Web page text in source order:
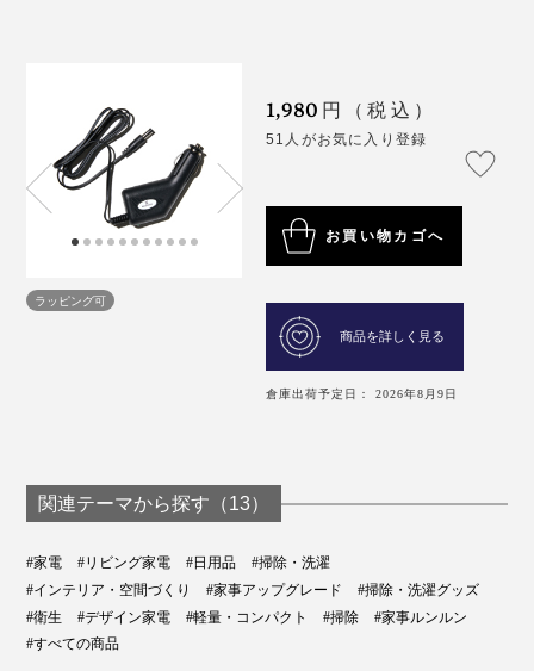
ラッピング可
1,980 円（税込）
51人がお気に入り登録
お買い物カゴへ
商品を詳しく見る
倉庫出荷予定日： 2026年8月9日
関連テーマから探す（13）
#家電 #リビング家電 #日用品
#掃除・洗濯
#インテリア・空間づくり
#家事アップグレード
#掃除・洗濯グッズ
#衛生
#デザイン家電 #軽量・コンパクト #掃除
#家事ルンルン
#すべての商品